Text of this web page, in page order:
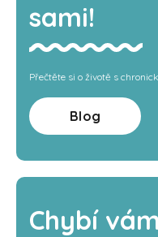
sami!
Přečtěte si o životě s
Blog
Chybí vám